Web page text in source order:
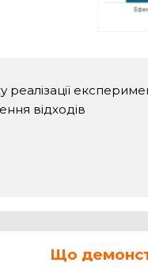
відходів
Що